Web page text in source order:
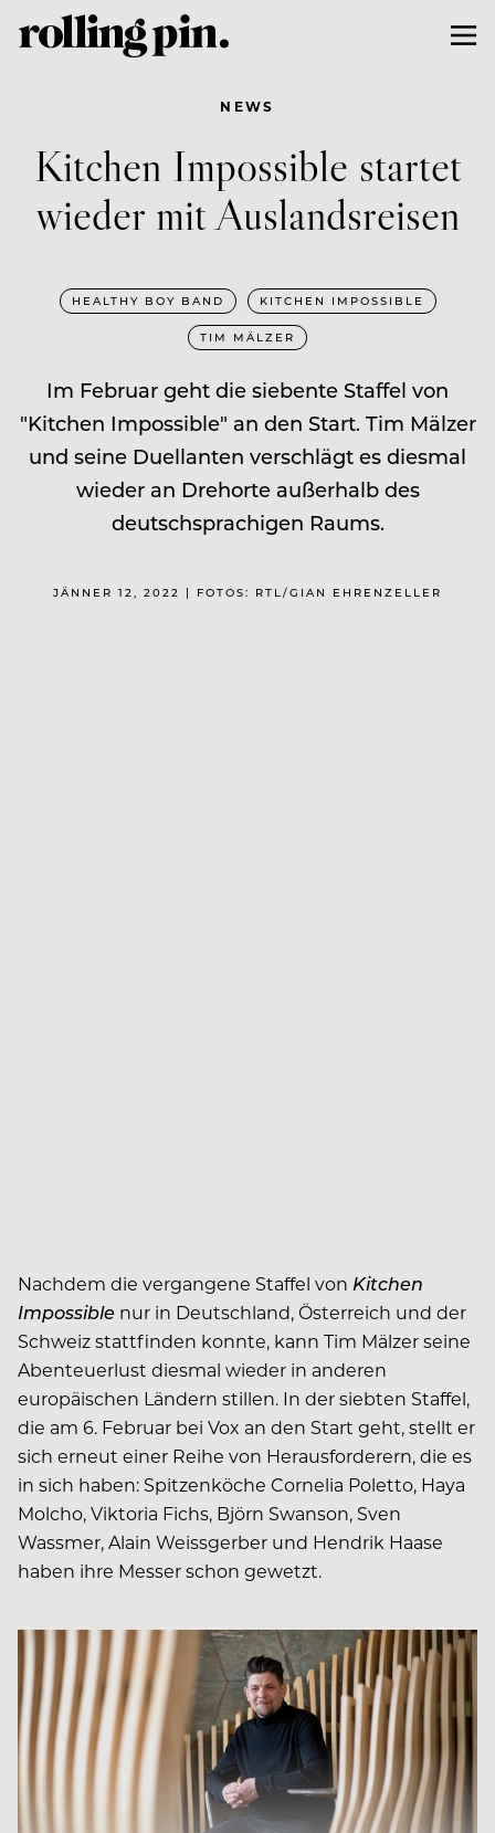
NEWS
Kitchen Impossible startet
wieder mit Auslandsreisen
HEALTHY BOY BAND KITCHEN IMPOSSIBLE
TIM MÄLZER
Im Februar geht die siebente Staffel von
"Kitchen Impossible" an den Start. Tim Mälzer
und seine Duellanten verschlägt es diesmal
wieder an Drehorte außerhalb des
deutschsprachigen Raums.
JÄNNER 12, 2022 | FOTOS: RTL/GIAN EHRENZELLER
Nachdem die vergangene Staffel von Kitchen
Impossible nur in Deutschland, Österreich und der
Schweiz stattfinden konnte, kann Tim Mälzer seine
Abenteuerlust diesmal wieder in anderen
europäischen Ländern stillen. In der siebten Staffel,
die am 6. Februar bei Vox an den Start geht, stellt er
sich erneut einer Reihe von Herausforderern, die es
in sich haben: Spitzenköche Cornelia Poletto, Haya
Molcho, Viktoria Fichs, Björn Swanson, Sven
Wassmer, Alain Weissgerber und Hendrik Haase
haben ihre Messer schon gewetzt.